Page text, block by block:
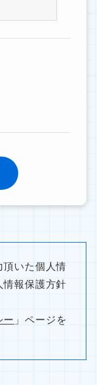
頂いた個人情
情報保護方針
ー 」ページを